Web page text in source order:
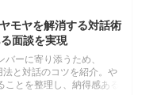
モヤを解消する対話術
面談を実現
ーに寄り添うため、
法と対話のコツを紹介。や
とを整理し、納得感ある